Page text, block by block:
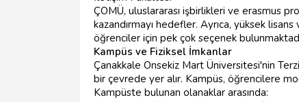
ÇOMÜ, uluslararası işbirlikleri ve erasmus
kazandırmayı hedefler. Ayrıca, yüksek
öğrenciler için pek çok seçenek
Kampüs ve Fiziksel İmkanlar
Çanakkale Onsekiz Mart Üniversitesi'nin
bir çevrede yer alır. Kampüs, öğrencilere
Kampüste bulunan olanaklar arasında: